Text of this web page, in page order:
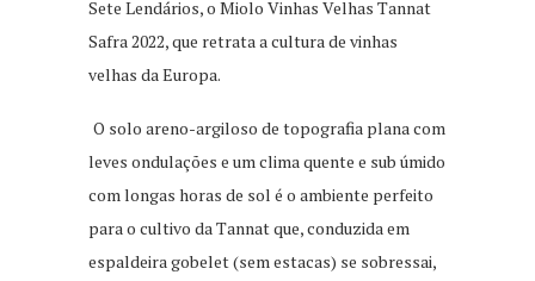
Sete Lendários, o Miolo Vinhas Velhas Tannat
Safra 2022, que retrata a cultura de vinhas
velhas da Europa.
O solo areno-argiloso de topografia plana com
leves ondulações e um clima quente e sub úmido
com longas horas de sol é o ambiente perfeito
para o cultivo da Tannat que, conduzida em
espaldeira gobelet (sem estacas) se sobressai,